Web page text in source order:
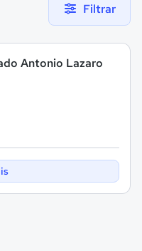
Filtrar
Antonio Lazaro